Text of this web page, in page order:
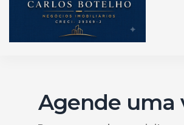
Agende uma